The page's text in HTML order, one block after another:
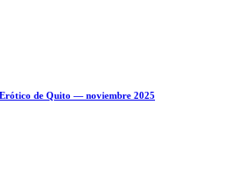
de Quito — noviembre 2025